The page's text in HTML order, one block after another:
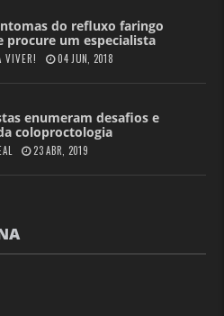
do refluxo faringo
procure um especialista
VIVER! 04 JUN, 2018
enumeram desafios e
coloproctologia
23 ABR, 2019